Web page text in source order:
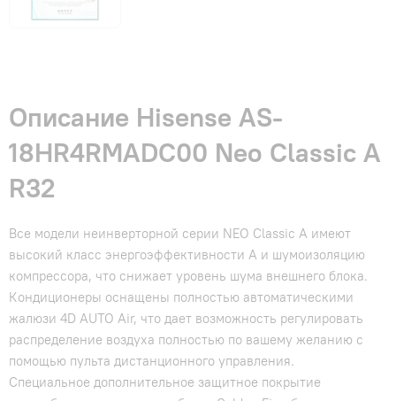
Описание Hisense AS-
18HR4RMADC00 Neo Classic A
R32
Все модели неинверторной серии NEO Classic A имеют
высокий класс энергоэффективности А и шумоизоляцию
компрессора, что снижает уровень шума внешнего блока.
Кондиционеры оснащены полностью автоматическими
жалюзи 4D AUTO Air, что дает возможность регулировать
распределение воздуха полностью по вашему желанию с
помощью пульта дистанционного управления.
Специальное дополнительное защитное покрытие